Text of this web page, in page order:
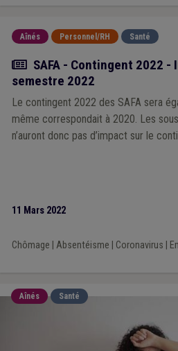
Aînés Personnel/RH Santé
Actualité
SAFA - Contingent 2022 -
semestre 2022
Le contingent 2022 des SAFA sera
même correspondait à 2020. Les
n’auront donc pas d’impact sur le
11 Mars 2022
Chômage Absentéisme Coronavirus
Aînés Santé